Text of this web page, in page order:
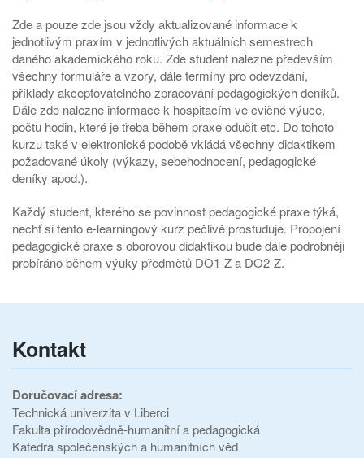
Zde a pouze zde jsou vždy aktualizované informace k
jednotlivým praxím v jednotlivých aktuálních semestrech
daného akademického roku. Zde student nalezne především
všechny formuláře a vzory, dále termíny pro odevzdání,
příklady akceptovatelného zpracování pedagogických deníků.
Dále zde nalezne informace k hospitacím ve cvičné výuce,
počtu hodin, které je třeba během praxe odučit etc. Do tohoto
kurzu také v elektronické podobě vkládá všechny didaktikem
požadované úkoly (výkazy, sebehodnocení, pedagogické
deníky apod.).
Každý student, kterého se povinnost pedagogické praxe týká,
nechť si tento e-learningový kurz pečlivě prostuduje. Propojení
pedagogické praxe s oborovou didaktikou bude dále podrobněji
probíráno během výuky předmětů DO1-Z a DO2-Z.
Kontakt
Doručovací adresa:
Technická univerzita v Liberci
Fakulta přírodovědně-humanitní a pedagogická
Katedra společenských a humanitních věd